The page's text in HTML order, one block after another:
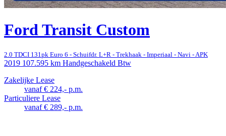
Ford Transit Custom
2.0 TDCI 131pk Euro 6 - Schuifdr. L+R - Trekhaak - Imperiaal - Navi - APK
2019 107.595 km Handgeschakeld Btw
Zakelijke Lease
vanaf € 224,- p.m.
Particuliere Lease
vanaf € 289,- p.m.